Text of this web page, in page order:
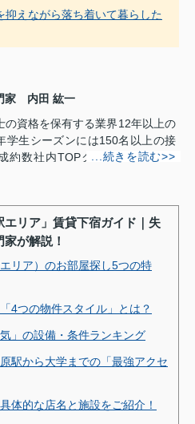
抑えながら落ち着いて暮らした
家 内田 紘一
の資格を保有する業界12年以上の
学生シーズンには150名以上の接
約数社内TOPクラスの実績を持
コスパ重視を目標に掲げ、大学と
学賃貸の専門性意識はTOPクラ
フィール>>
エリア」賃貸下宿ガイド｜失
が解説！
リア）のお部屋探し5つの特
4つの物件スタイル」とは？
」の設備・条件ランキング
駅から大学までの「最強アクセ
体的な店名と施設をご紹介！